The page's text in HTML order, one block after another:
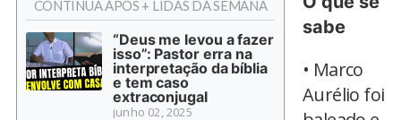
CONTINUA APÓS + LIDAS DA SEMANA
“Deus me levou a fazer
isso”: Pastor erra na
interpretação da bíblia
e tem caso
extraconjugal
junho 02, 2025
sabe
• Marco
Aurélio foi